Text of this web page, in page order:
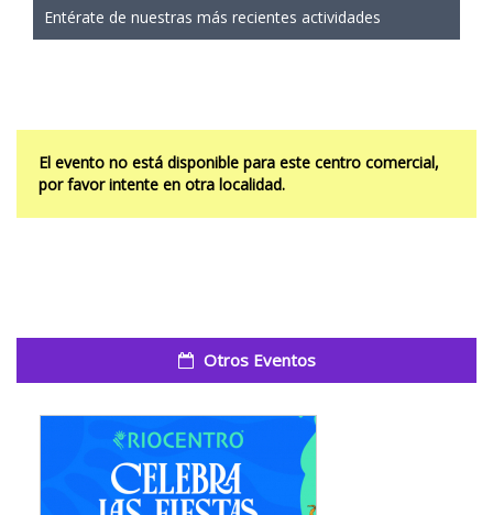
Entérate de nuestras más recientes actividades
El evento no está disponible para este centro comercial,
por favor intente en otra localidad.
Otros Eventos